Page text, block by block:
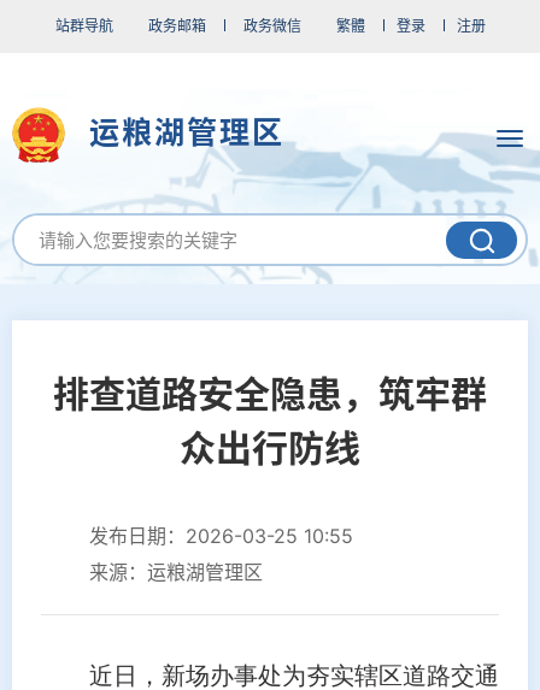
站群导航 政务邮箱 政务微信 繁體 登录 注册
运粮湖管理区
排查道路安全隐患，筑牢群
众出行防线
发布日期：2026-03-25 10:55
来源：运粮湖管理区
近日，新场办事处为夯实辖区道路交通